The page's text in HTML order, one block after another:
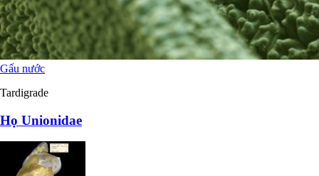
Gấu nước
Tardigrade
Họ Unionidae